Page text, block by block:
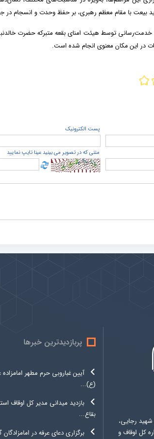
بیعت با مقام معظم رهبری، بر حفظ وحدت و انسجام در
توسط هیئت امنای بقعه متبرکه حضرت
در این مکان معنوی انجام شده است.
پست الكترونيک
متنی که در تصویر می بینید عینا تایپ نمایید
رجایی،
13، اداره کل اوقاف و
پربازدیدترین خبرها
آیین غباروبی حرم مطهر امامزاده
(ع)...
بازدید میدانی مدیر کل اوقاف
بقاع...
برگزاری دعای عرفه در